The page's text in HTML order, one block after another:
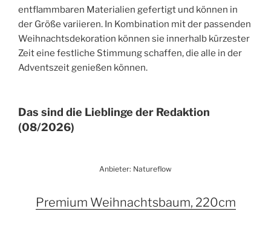
entflammbaren Materialien gefertigt und können in
der Größe variieren. In Kombination mit der passenden
Weihnachtsdekoration können sie innerhalb kürzester
Zeit eine festliche Stimmung schaffen, die alle in der
Adventszeit genießen können.
Das sind die Lieblinge der Redaktion
(08/2026)
Anbieter: Natureflow
Premium Weihnachtsbaum, 220cm